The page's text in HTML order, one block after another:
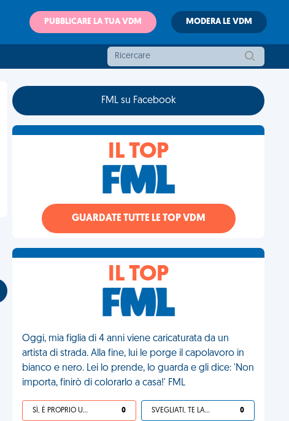
PUBBLICARE LA TUA VDM MODERA LE VDM
FML su Facebook
IL TOP
GUARDATE TUTTE LE TOP VDM
IL TOP
Oggi, mia figlia di 4 anni viene caricaturata da un
artista di strada. Alla fine, lui le porge il capolavoro in
bianco e nero. Lei lo prende, lo guarda e gli dice: 'Non
importa, finirò di colorarlo a casa!' FML
SÌ, È PROPRIO UNA VDM! 0 SVEGLIATI, TE LA SEI CERCATA! 0